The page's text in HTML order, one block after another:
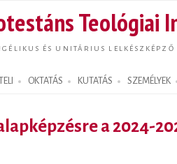
Teológiai
ÉS UNITÁRIUS LELKÉSZKÉPZŐ
OKTATÁS KUTATÁS SZEMÉLYEK
a 2024-